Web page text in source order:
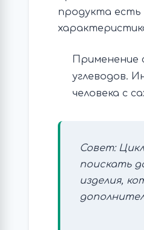
продукта есть
Применение
углеводов.
человека с
Совет:
поискать
изделия,